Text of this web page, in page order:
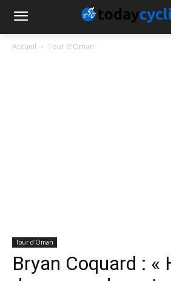
Accueil Tour d'Oman
Tour d'Oman
Bryan Coquard : «